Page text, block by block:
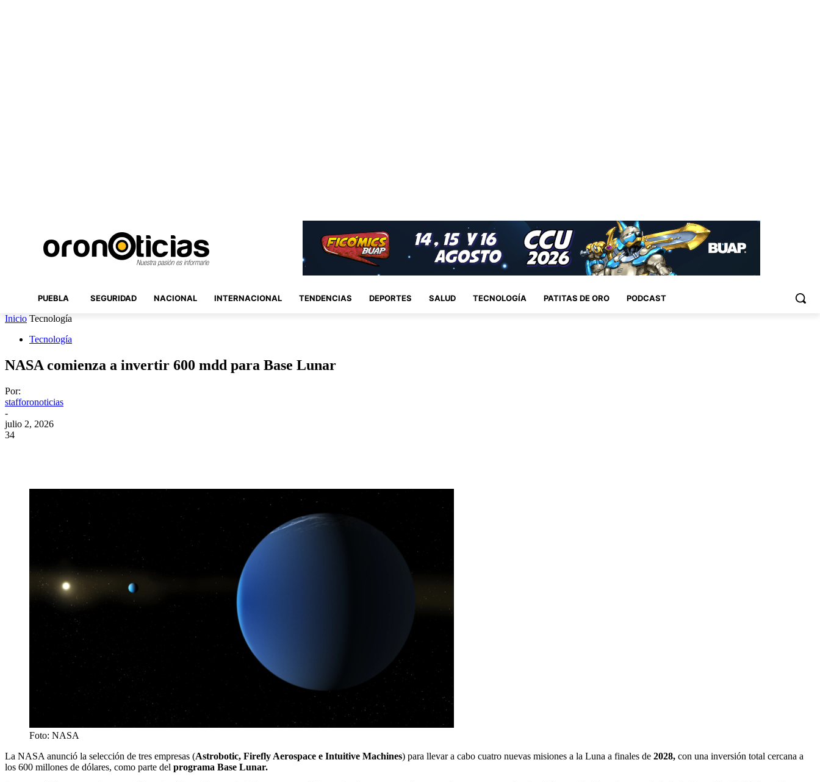
PUEBLA SEGURIDAD NACIONAL INTERNACIONAL TENDENCIAS DEPORTES SALUD TECNOLOGÍA PATITAS DE ORO PODCAST
Inicio Tecnología
Tecnología
NASA comienza a invertir 600 mdd para Base Lunar
Por:
stafforonoticias
-
julio 2, 2026
34
Foto: NASA
La NASA anunció la selección de tres empresas (Astrobotic, Firefly Aerospace e Intuitive Machines) para llevar a cabo cuatro nuevas misiones a la Luna a finales de 2028, con una inversión total cercana a
los 600 millones de dólares, como parte del programa Base Lunar.